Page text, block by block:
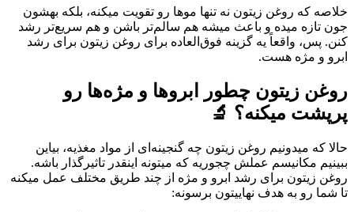
خلاصه که روغن زیتون نه تنها موها رو تقویت میکنه، بلکه بهشون
جون تازه میده و باعث میشه هم سالم‌تر باشن و هم سریع‌تر رشد
کنن. پس، واقعاً یه گزینه فوق‌العاده برای روغن زیتون برای رشد
ابرو و مژه هست.
روغن زیتون چطور ابروها و مژه‌ها رو
پرپشت میکنه؟ 🔬
حالا که میدونیم روغن زیتون چه گنجینه‌ای از مواد مغذیه، بیاین
ببینیم مکانیسم عملش چجوریه که میتونه اینقدر تاثیرگذار باشه.
روغن زیتون برای رشد ابرو و مژه از چند طریق مختلف عمل میکنه
تا شما رو به هدف نهاییتون برسونه: